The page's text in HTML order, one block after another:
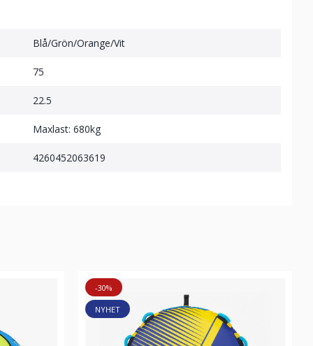
Blå/Grön/Orange/Vit
75
22.5
Maxlast: 680kg
4260452063619
-30%
NYHET